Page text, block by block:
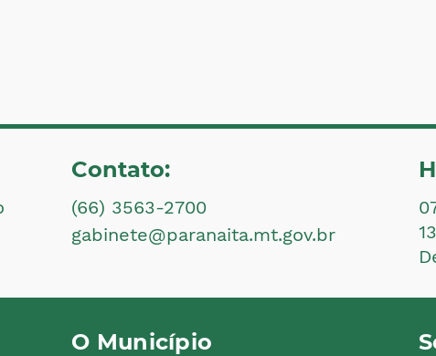
Contato:
(66) 3563-2700
gabinete@paranaita.mt.gov.br
O Município